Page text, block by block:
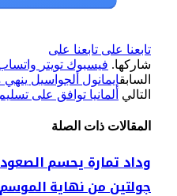
تابعنا على تابعنا على
شاركها. فيسبوك تويتر
السابقإيمانول ألجواسيل
التالي ألمانيا توافق على
المقالات ذات الصلة
وداد تمارة يحسم
جولتين من نهاية الموسم